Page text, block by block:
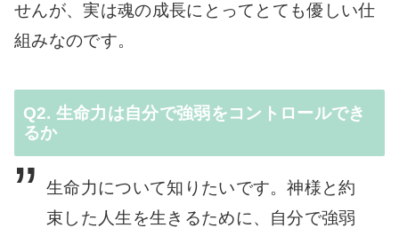
せんが、実は魂の成長にとってとても優しい仕
組みなのです。
Q2. 生命力は自分で強弱をコントロールでき
るか
生命力について知りたいです。神様と約
束した人生を生きるために、自分で強弱